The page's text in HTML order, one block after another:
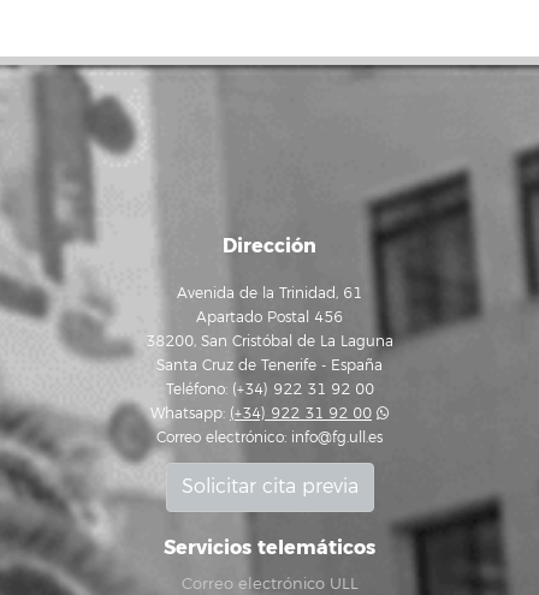
Dirección
Avenida de la Trinidad, 61
Apartado Postal 456
38200, San Cristóbal de La Laguna
Santa Cruz de Tenerife - España
Teléfono: (+34) 922 31 92 00
Whatsapp: (+34) 922 31 92 00
Correo electrónico: info@fg.ull.es
Solicitar cita previa
Servicios telemáticos
Correo electrónico ULL